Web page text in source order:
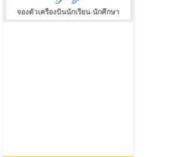
จองตัวเครืองบินนักเรียน-นักศึกษา